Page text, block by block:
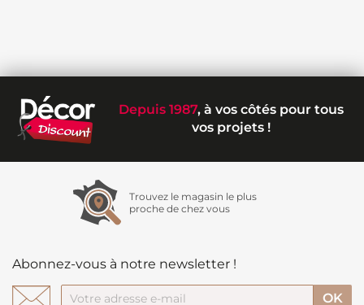
Depuis 1987, à vos côtés pour tous
vos projets !
Trouvez le magasin le plus
proche de chez vous
Abonnez-vous à notre newsletter !